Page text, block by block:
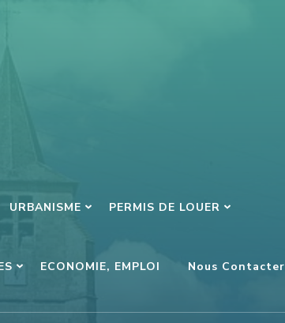
URBANISME PERMIS DE LOUER
ECONOMIE, EMPLOI Nous Contacter